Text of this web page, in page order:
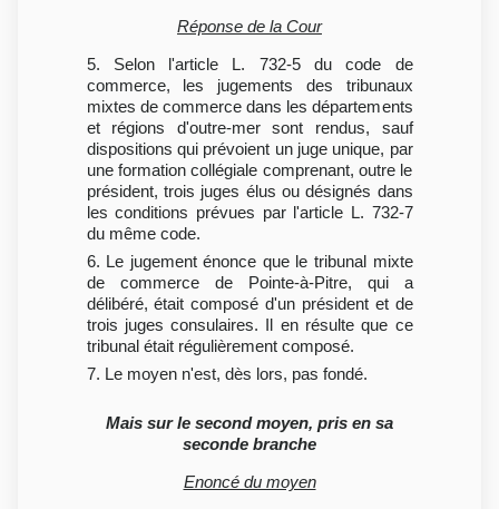
Réponse de la Cour
5. Selon l'article L. 732-5 du code de
commerce, les jugements des tribunaux
mixtes de commerce dans les départements
et régions d'outre-mer sont rendus, sauf
dispositions qui prévoient un juge unique, par
une formation collégiale comprenant, outre le
président, trois juges élus ou désignés dans
les conditions prévues par l'article L. 732-7
du même code.
6. Le jugement énonce que le tribunal mixte
de commerce de Pointe-à-Pitre, qui a
délibéré, était composé d'un président et de
trois juges consulaires. Il en résulte que ce
tribunal était régulièrement composé.
7. Le moyen n'est, dès lors, pas fondé.
Mais sur le second moyen, pris en sa
seconde branche
Enoncé du moyen